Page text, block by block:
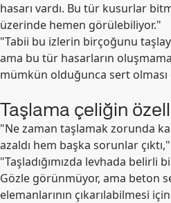
hasarı vardı. Bu tür kusurlar
üzerinde hemen görülebiliyor."
"Tabii bu izlerin birçoğunu
ama bu tür hasarların
mümkün olduğunca sert
Taşlama çeliğin
"Ne zaman taşlamak zorunda
azaldı hem başka sorunlar
"Taşladığımızda levhada belirli
Gözle görünmüyor, ama beton
elemanlarının çıkarılabilmesi için